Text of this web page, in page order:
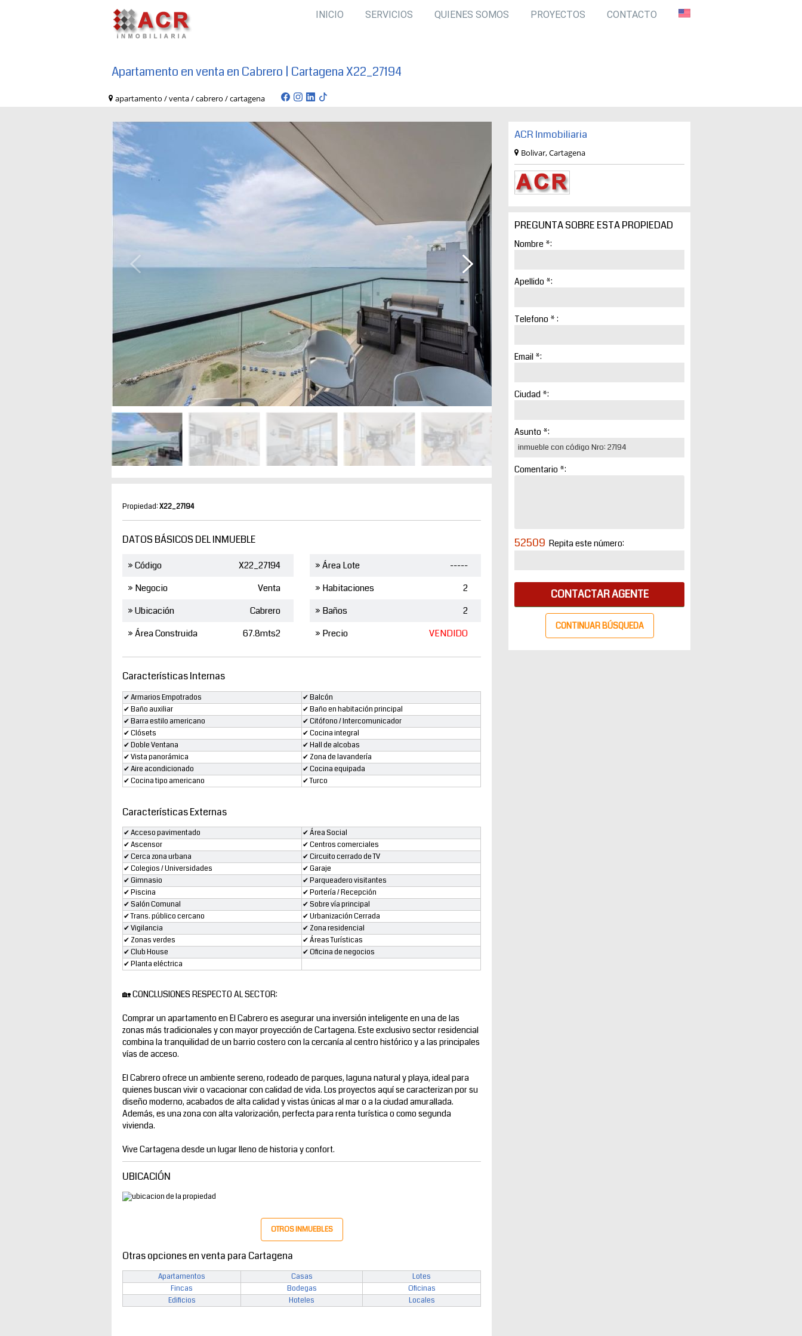
INICIO SERVICIOS QUIENES SOMOS PROYECTOS CONTACTO
Apartamento en venta en Cabrero | Cartagena X22_27194
apartamento / venta / cabrero / cartagena
Propiedad:X22_27194
DATOS BÁSICOS DEL INMUEBLE
» Código
X22_27194
» Negocio
Venta
» Ubicación
Cabrero
» Área Construida
67.8mts2
» Área Lote
-----
» Habitaciones
2
» Baños
2
» Precio
VENDIDO
Características Internas
✔ Armarios Empotrados
✔ Balcón
✔ Baño auxiliar
✔ Baño en habitación principal
✔ Barra estilo americano
✔ Citófono / Intercomunicador
✔ Clósets
✔ Cocina integral
✔ Doble Ventana
✔ Hall de alcobas
✔ Vista panorámica
✔ Zona de lavandería
✔ Aire acondicionado
✔ Cocina equipada
✔ Cocina tipo americano
✔ Turco
Características Externas
✔ Acceso pavimentado
✔ Área Social
✔ Ascensor
✔ Centros comerciales
✔ Cerca zona urbana
✔ Circuito cerrado de TV
✔ Colegios / Universidades
✔ Garaje
✔ Gimnasio
✔ Parqueadero visitantes
✔ Piscina
✔ Portería / Recepción
✔ Salón Comunal
✔ Sobre vía principal
✔ Trans. público cercano
✔ Urbanización Cerrada
✔ Vigilancia
✔ Zona residencial
✔ Zonas verdes
✔ Áreas Turísticas
✔ Club House
✔ Oficina de negocios
✔ Planta eléctrica
🏡 CONCLUSIONES RESPECTO AL SECTOR:
Comprar un apartamento en El Cabrero es asegurar una inversión inteligente en una de las
zonas más tradicionales y con mayor proyección de Cartagena. Este exclusivo sector residencial
combina la tranquilidad de un barrio costero con la cercanía al centro histórico y a las principales
vías de acceso.
El Cabrero ofrece un ambiente sereno, rodeado de parques, laguna natural y playa, ideal para
quienes buscan vivir o vacacionar con calidad de vida. Los proyectos aquí se caracterizan por su
diseño moderno, acabados de alta calidad y vistas únicas al mar o a la ciudad amurallada.
Además, es una zona con alta valorización, perfecta para renta turística o como segunda
vivienda.
Vive Cartagena desde un lugar lleno de historia y confort.
UBICACIÓN
OTROS INMUEBLES
Otras opciones en venta para Cartagena
Apartamentos Casas
Lotes
Fincas
Bodegas
Oficinas
Edificios
Hoteles Locales
ACR Inmobiliaria
Bolivar, Cartagena
PREGUNTA SOBRE ESTA PROPIEDAD
Nombre *:
Apellido *:
Telefono * :
Email *:
Ciudad *:
Asunto *:
Comentario *:
52509 Repita este número:
CONTACTAR AGENTE
CONTINUAR BÚSQUEDA